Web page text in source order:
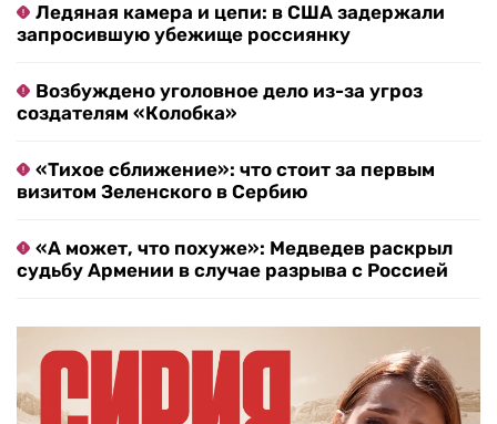
Ледяная камера и цепи: в США задержали
запросившую убежище россиянку
Возбуждено уголовное дело из-за угроз
создателям «Колобка»
«Тихое сближение»: что стоит за первым
визитом Зеленского в Сербию
«А может, что похуже»: Медведев раскрыл
судьбу Армении в случае разрыва с Россией